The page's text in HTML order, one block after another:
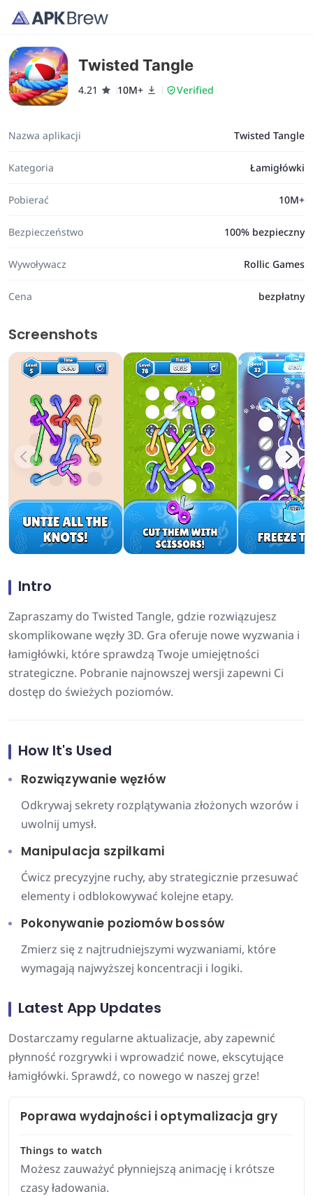
Twisted Tangle
4.21 10M+ Verified
Nazwa aplikacji Twisted Tangle
Kategoria Łamigłówki
Pobierać 10M+
Bezpieczeństwo 100% bezpieczny
Wywoływacz Rollic Games
Cena bezpłatny
Screenshots
Intro
Zapraszamy do Twisted Tangle, gdzie rozwiązujesz
skomplikowane węzły 3D. Gra oferuje nowe wyzwania i
łamigłówki, które sprawdzą Twoje umiejętności
strategiczne. Pobranie najnowszej wersji zapewni Ci
dostęp do świeżych poziomów.
How It's Used
Rozwiązywanie węzłów
Odkrywaj sekrety rozplątywania złożonych wzorów i
uwolnij umysł.
Manipulacja szpilkami
Ćwicz precyzyjne ruchy, aby strategicznie przesuwać
elementy i odblokowywać kolejne etapy.
Pokonywanie poziomów bossów
Zmierz się z najtrudniejszymi wyzwaniami, które
wymagają najwyższej koncentracji i logiki.
Latest App Updates
Dostarczamy regularne aktualizacje, aby zapewnić
płynność rozgrywki i wprowadzić nowe, ekscytujące
łamigłówki. Sprawdź, co nowego w naszej grze!
Poprawa wydajności i optymalizacja gry
Things to watch
Możesz zauważyć płynniejszą animację i krótsze
czasy ładowania.